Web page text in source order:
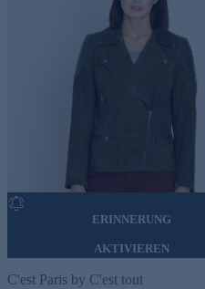
ERINNERUNG
AKTIVIEREN
C'est Paris by C'est tout